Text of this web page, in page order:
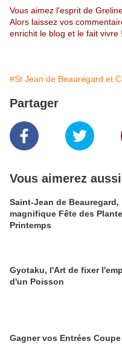
Vous aimez l'esprit de
Alors laissez vos
enrichit le blog et le fait
#St Jean de Beauregard et
Partager
Vous aimerez aussi
Saint-Jean de Beauregard,
magnifique Fête des
Printemps
Gyotaku, l'Art de fixer
d'un Poisson
Gagner vos Entrées